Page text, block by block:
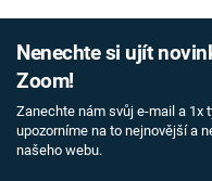
Nenechte si ujít
Zoom!
Zanechte nám svůj e-mail a 1x
upozorníme na to nejnovější a
našeho webu.